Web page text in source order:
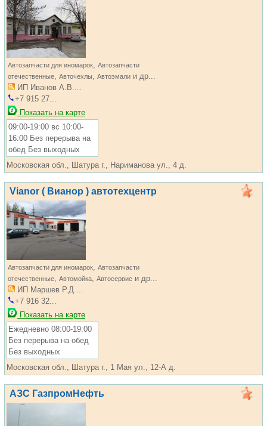
Автозапчасти для иномарок, Автозапчасти
отечественные, Авточехлы, Автоэмали и др...
ИП Иванов А.В....
+7 915 27...
Показать на карте
09:00-19:00 вс 10:00-
16:00 Без перерыва на
обед Без выходных
Московская обл., Шатура г., Нариманова ул., 4 д.
Vianor ( Вианор ) автотехцентр
Автозапчасти для иномарок, Автозапчасти
отечественные, Автомойка, Автосервис и др...
ИП Маршев Р.Д....
+7 916 32...
Показать на карте
Ежедневно 08:00-19:00
Без перерыва на обед
Без выходных
Московская обл., Шатура г., 1 Мая ул., 12-А д.
АЗС ГазпромНефть